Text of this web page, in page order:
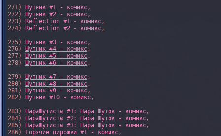
271) Шутник #1 - комикс,
272) Шутник #2 - комикс,
273)
Reflection #1 - комикс,
274)
Reflection #2 - комикс,
275) Шутник #3 - комикс,
276) Шутник #4 - комикс,
277) Шутник #5 - комикс,
278) Шутник #6 - комикс,
279) Шутник #7 - комикс,
280) Шутник #8 - комикс,
281) Шутник #9 - комикс,
282) Шутник #10 - комикс,
283)
ПараШутисты #1: Пара Шуток - комикс,
284)
ПараШутисты #2: Пара Шуток - комикс,
285)
ПараШутисты #3: Пара Шуток - комикс,
286)
Горячие пирожки #1 - комикс,